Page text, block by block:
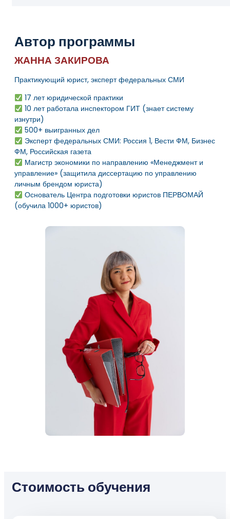
Автор программы
ЖАННА ЗАКИРОВА
Практикующий юрист, эксперт федеральных СМИ
17 лет юридической практики
10 лет работала инспектором ГИТ (знает систему
изнутри)
500+ выигранных дел
Эксперт федеральных СМИ: Россия 1, Вести ФМ, Бизнес
ФМ, Российская газета
Магистр экономики по направлению «Менеджмент и
управление» (защитила диссертацию по управлению
личным брендом юриста)
Основатель Центра подготовки юристов ПЕРВОМАЙ
(обучила 1000+ юристов)
Стоимость обучения